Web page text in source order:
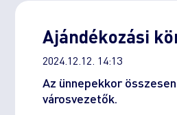
Ajándékozási
2024.12.12. 14:13
Az ünnepekkor
városvezetők.